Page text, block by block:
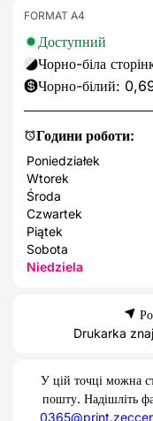
Години роботи:
Poniedziałek
Wtorek
Środa
Czwartek
Piątek
Sobota
Niedziela
FORMAT A4
Доступний
Чорно-біла
Чорно-білий:
Drukarka
У цій точці можна
пошту. Надішліть